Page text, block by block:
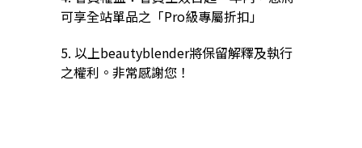
可享全站單品之「Pro級專屬折扣」
5. 以上beautyblender將保留解釋及執行
之權利。非常感謝您！